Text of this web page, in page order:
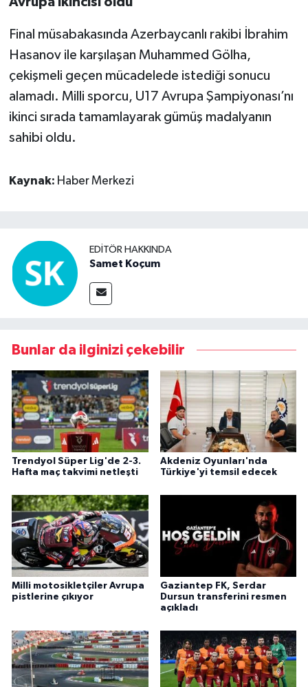
Final müsabakasında Azerbaycanlı rakibi İbrahim
Hasanov ile karşılaşan Muhammed Gölha,
çekişmeli geçen mücadelede istediği sonucu
alamadı. Milli sporcu, U17 Avrupa Şampiyonası’nı
ikinci sırada tamamlayarak gümüş madalyanın
sahibi oldu.
Kaynak: Haber Merkezi
EDITÖR HAKKINDA
Samet Koçum
Bunlar da ilginizi çekebilir
Trendyol Süper Lig'de 2-3.
Hafta maç takvimi netleşti
Akdeniz Oyunları'nda
Türkiye'yi temsil edecek
Milli motosikletçiler Avrupa
pistlerine çıkıyor
Gaziantep FK, Serdar
Dursun transferini resmen
açıkladı